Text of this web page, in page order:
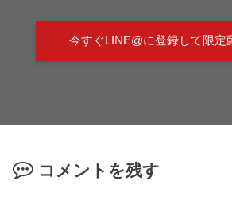
今すぐLINE@に登録して限定
コメントを残す